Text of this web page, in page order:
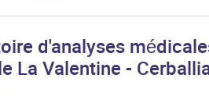
d'analyses
La Valentine -